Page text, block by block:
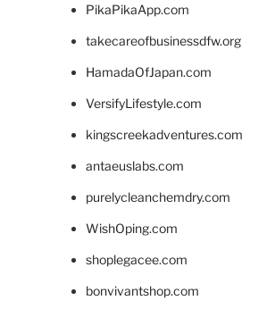
PikaPikaApp.com
takecareofbusinessdfw.org
HamadaOfJapan.com
VersifyLifestyle.com
kingscreekadventures.com
antaeuslabs.com
purelycleanchemdry.com
WishOping.com
shoplegacee.com
bonvivantshop.com